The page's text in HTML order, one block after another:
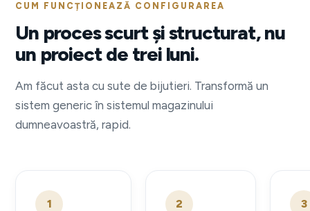
CUM FUNCȚIONEAZĂ CONFIGURAREA
Un proces scurt și structurat, nu
un proiect de trei luni.
Am făcut asta cu sute de bijutieri. Transformă un
sistem generic în sistemul magazinului
dumneavoastră, rapid.
1 2 3